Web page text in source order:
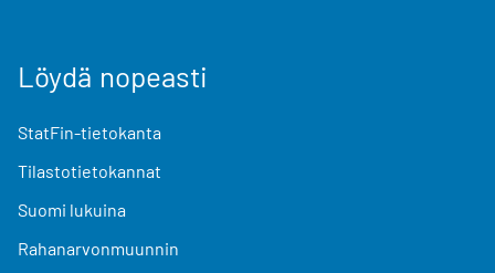
Löydä nopeasti
StatFin-tietokanta
Tilastotietokannat
Suomi lukuina
Rahanarvonmuunnin